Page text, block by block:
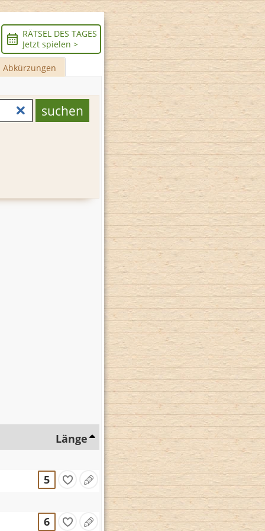
RÄTSEL DES TAGES
Jetzt spielen >
Abkürzungen
Länge
5
6